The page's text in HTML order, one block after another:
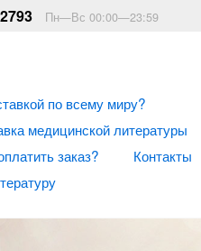
Пн—Вс 00:00—23:59
по всему миру?
медицинской литературы
заказ?
Контакты